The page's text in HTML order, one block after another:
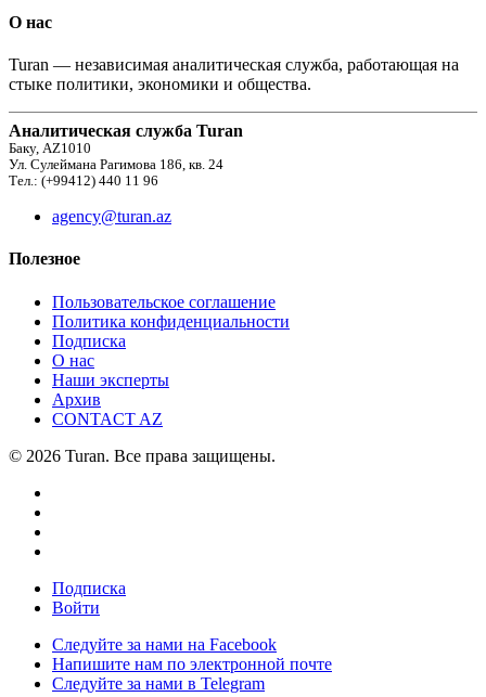
О нас
Turan — независимая аналитическая служба, работающая на
стыке политики, экономики и общества.
Аналитическая служба Turan
Баку, AZ1010
Ул. Сулеймана Рагимова 186, кв. 24
Тел.: (+99412) 440 11 96
agency@turan.az
Полезное
Пользовательское соглашение
Политика конфиденциальности
Подписка
О нас
Наши эксперты
Архив
CONTACT AZ
© 2026 Turan. Все права защищены.
Подписка
Войти
Следуйте за нами на Facebook
Напишите нам по электронной почте
Следуйте за нами в Telegram